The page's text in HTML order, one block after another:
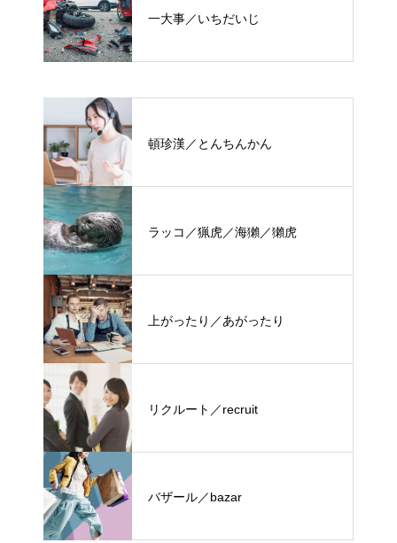
一大事／いちだいじ
頓珍漢／とんちんかん
ラッコ／猟虎／海獺／獺虎
上がったり／あがったり
リクルート／recruit
バザール／bazar